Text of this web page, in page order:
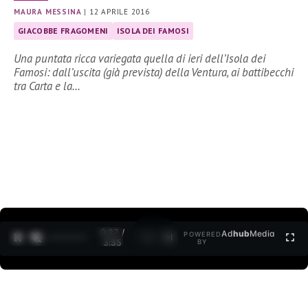
MAURA MESSINA | 12 APRILE 2016
GIACOBBE FRAGOMENI ISOLA DEI FAMOSI
Una puntata ricca variegata quella di ieri dell’Isola dei
Famosi: dall’uscita (già prevista) della Ventura, ai battibecchi
tra Carta e la…
0:27 /
3:35
POWERED
BY
AdhubMedia